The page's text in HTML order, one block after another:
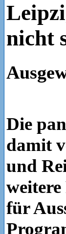
nicht
Die
damit
und
für